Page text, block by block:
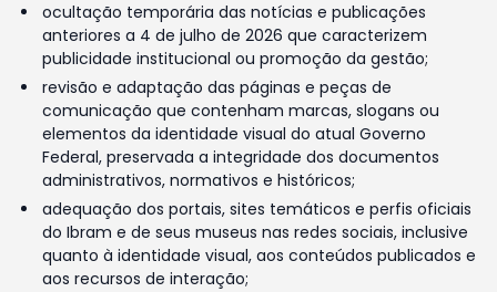
ocultação temporária das notícias e publicações
anteriores a 4 de julho de 2026 que caracterizem
publicidade institucional ou promoção da gestão;
revisão e adaptação das páginas e peças de
comunicação que contenham marcas, slogans ou
elementos da identidade visual do atual Governo
Federal, preservada a integridade dos documentos
administrativos, normativos e históricos;
adequação dos portais, sites temáticos e perfis oficiais
do Ibram e de seus museus nas redes sociais, inclusive
quanto à identidade visual, aos conteúdos publicados e
aos recursos de interação;